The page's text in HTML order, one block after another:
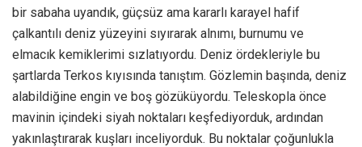
bir sabaha uyandık, güçsüz ama kararlı karayel hafif
çalkantılı deniz yüzeyini sıyırarak alnımı, burnumu ve
elmacık kemiklerimi sızlatıyordu. Deniz ördekleriyle bu
şartlarda Terkos kıyısında tanıştım. Gözlemin başında, deniz
alabildiğine engin ve boş gözüküyordu. Teleskopla önce
mavinin içindeki siyah noktaları keşfediyorduk, ardından
yakınlaştırarak kuşları inceliyorduk. Bu noktalar çoğunlukla